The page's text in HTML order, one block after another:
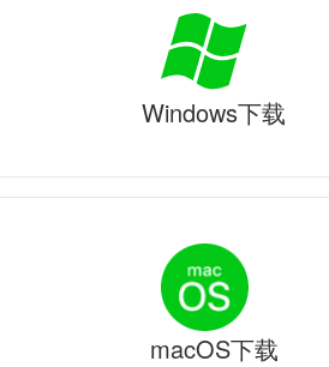
Windows下载
macOS下载